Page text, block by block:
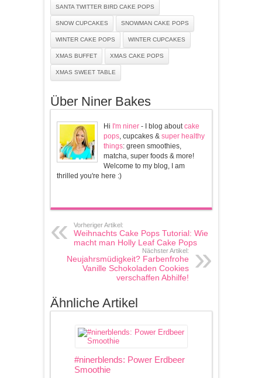
SANTA TWITTER BIRD CAKE POPS
SNOW CUPCAKES SNOWMAN CAKE POPS
WINTER CAKE POPS WINTER CUPCAKES
XMAS BUFFET XMAS CAKE POPS
XMAS SWEET TABLE
Über Niner Bakes
Hi I'm niner- I blog aboutcake
pops, cupcakes & super healthy
things: green smoothies,
matcha, super foods & more!
Welcome to my blog, I am
thrilled you're here :)
Vorheriger Artikel:
Weihnachts Cake Pops Tutorial: Wie
macht man Holly Leaf Cake Pops
Nächster Artikel:
Neujahrsmüdigkeit? Farbenfrohe
Vanille Schokoladen Cookies
verschaffen Abhilfe!
Ähnliche Artikel
#ninerblends: Power Erdbeer
Smoothie